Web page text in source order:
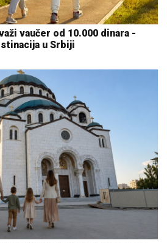
vaučer od 10.000 dinara -
u Srbiji